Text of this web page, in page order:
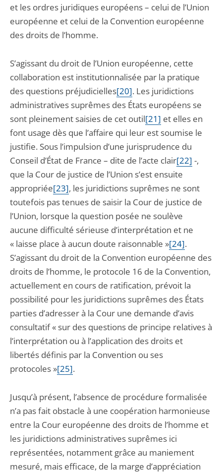
et les ordres juridiques européens – celui de l’Union
européenne et celui de la Convention européenne
des droits de l’homme.
S’agissant du droit de l’Union européenne, cette
collaboration est institutionnalisée par la pratique
des questions préjudicielles[20]. Les juridictions
administratives suprêmes des États européens se
sont pleinement saisies de cet outil[21] et elles en
font usage dès que l’affaire qui leur est soumise le
justifie. Sous l’impulsion d’une jurisprudence du
Conseil d’État de France – dite de l’acte clair[22] -,
que la Cour de justice de l’Union s’est ensuite
appropriée[23], les juridictions suprêmes ne sont
toutefois pas tenues de saisir la Cour de justice de
l’Union, lorsque la question posée ne soulève
aucune difficulté sérieuse d’interprétation et ne
« laisse place à aucun doute raisonnable »[24].
S’agissant du droit de la Convention européenne des
droits de l’homme, le protocole 16 de la Convention,
actuellement en cours de ratification, prévoit la
possibilité pour les juridictions suprêmes des États
parties d’adresser à la Cour une demande d’avis
consultatif « sur des questions de principe relatives à
l’interprétation ou à l’application des droits et
libertés définis par la Convention ou ses
protocoles »[25].
Jusqu’à présent, l’absence de procédure formalisée
n’a pas fait obstacle à une coopération harmonieuse
entre la Cour européenne des droits de l’homme et
les juridictions administratives suprêmes ici
représentées, notamment grâce au maniement
mesuré, mais efficace, de la marge d’appréciation